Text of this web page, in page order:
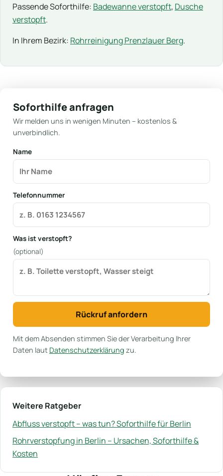
Passende Soforthilfe: Badewanne verstopft, Dusche
verstopft.
In Ihrem Bezirk: Rohrreinigung Prenzlauer Berg.
Soforthilfe anfragen
Wir melden uns in wenigen Minuten – kostenlos &
unverbindlich.
Name
Telefonnummer
Was ist verstopft?
(optional)
Rückruf anfordern
Mit dem Absenden stimmen Sie der Verarbeitung Ihrer
Daten laut Datenschutzerklärung zu.
Weitere Ratgeber
Abfluss verstopft – was tun? Soforthilfe für Berlin
Rohrverstopfung in Berlin – Ursachen, Soforthilfe &
Kosten